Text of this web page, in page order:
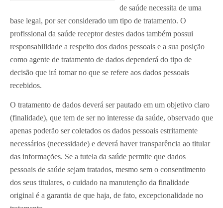
de saúde necessita de uma
base legal, por ser considerado um tipo de tratamento. O
profissional da saúde receptor destes dados também possui
responsabilidade a respeito dos dados pessoais e a sua posição
como agente de tratamento de dados dependerá do tipo de
decisão que irá tomar no que se refere aos dados pessoais
recebidos.
O tratamento de dados deverá ser pautado em um objetivo claro
(finalidade), que tem de ser no interesse da saúde, observado que
apenas poderão ser coletados os dados pessoais estritamente
necessários (necessidade) e deverá haver transparência ao titular
das informações. Se a tutela da saúde permite que dados
pessoais de saúde sejam tratados, mesmo sem o consentimento
dos seus titulares, o cuidado na manutenção da finalidade
original é a garantia de que haja, de fato, excepcionalidade no